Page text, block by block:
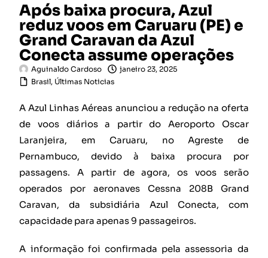
Após baixa procura, Azul
reduz voos em Caruaru (PE) e
Grand Caravan da Azul
Conecta assume operações
Aguinaldo Cardoso
janeiro 23, 2025
Brasil, Últimas Noticias
A Azul Linhas Aéreas anunciou a redução na oferta
de voos diários a partir do Aeroporto Oscar
Laranjeira, em Caruaru, no Agreste de
Pernambuco, devido à baixa procura por
passagens. A partir de agora, os voos serão
operados por aeronaves Cessna 208B Grand
Caravan, da subsidiária Azul Conecta, com
capacidade para apenas 9 passageiros.
A informação foi confirmada pela assessoria da